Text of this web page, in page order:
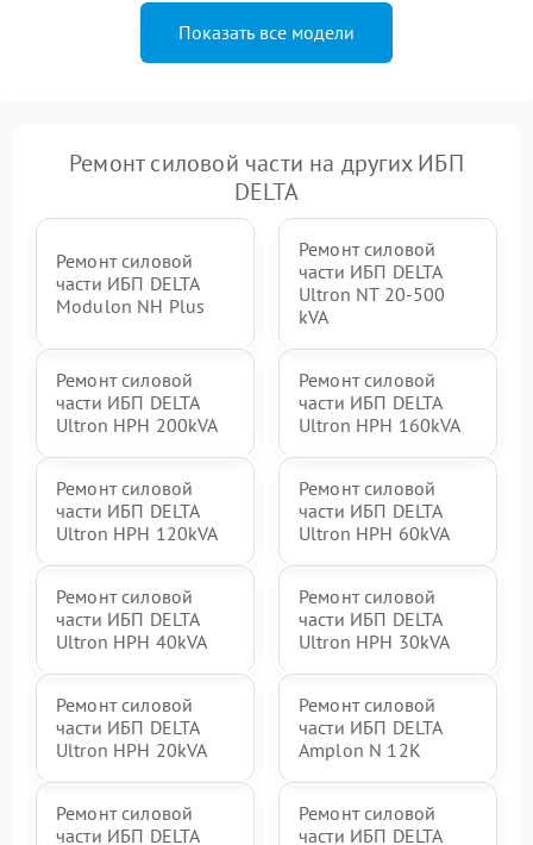
Повреждение системы
защиты от перегрева
перенапряжения
Показать все модели
Ремонт силовой части на других ИБП
DELTA
Ремонт силовой
части ИБП DELTA
Modulon NH Plus
Ремонт силовой
части ИБП DELTA
Ultron NT 20-500
kVA
Ремонт силовой
части ИБП DELTA
Ultron HPH 200kVA
Ремонт силовой
части ИБП DELTA
Ultron HPH 160kVA
Ремонт силовой
части ИБП DELTA
Ultron HPH 120kVA
Ремонт силовой
части ИБП DELTA
Ultron HPH 60kVA
Ремонт силовой
части ИБП DELTA
Ultron HPH 40kVA
Ремонт силовой
части ИБП DELTA
Ultron HPH 30kVA
Ремонт силовой
части ИБП DELTA
Ultron HPH 20kVA
Ремонт силовой
части ИБП DELTA
Amplon N 12K
Ремонт силовой
части ИБП DELTA
Ремонт силовой
части ИБП DELTA